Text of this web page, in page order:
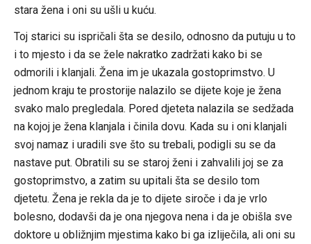
stara žena i oni su ušli u kuću.
Toj starici su ispričali šta se desilo, odnosno da putuju u to
i to mjesto i da se žele nakratko zadržati kako bi se
odmorili i klanjali. Žena im je ukazala gostoprimstvo. U
jednom kraju te prostorije nalazilo se dijete koje je žena
svako malo pregledala. Pored djeteta nalazila se sedžada
na kojoj je žena klanjala i činila dovu. Kada su i oni klanjali
svoj namaz i uradili sve što su trebali, podigli su se da
nastave put. Obratili su se staroj ženi i zahvalili joj se za
gostoprimstvo, a zatim su upitali šta se desilo tom
djetetu. Žena je rekla da je to dijete siroče i da je vrlo
bolesno, dodavši da je ona njegova nena i da je obišla sve
doktore u obližnjim mjestima kako bi ga izliječila, ali oni su